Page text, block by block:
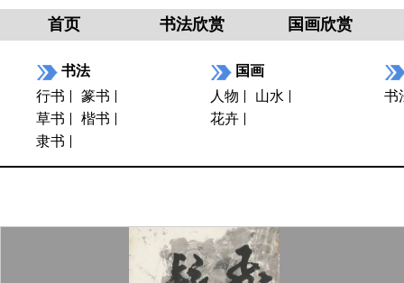
首页 书法欣赏 国画欣赏
书法
行书
篆书
草书
楷书
隶书
国画
人物
山水
花卉
书